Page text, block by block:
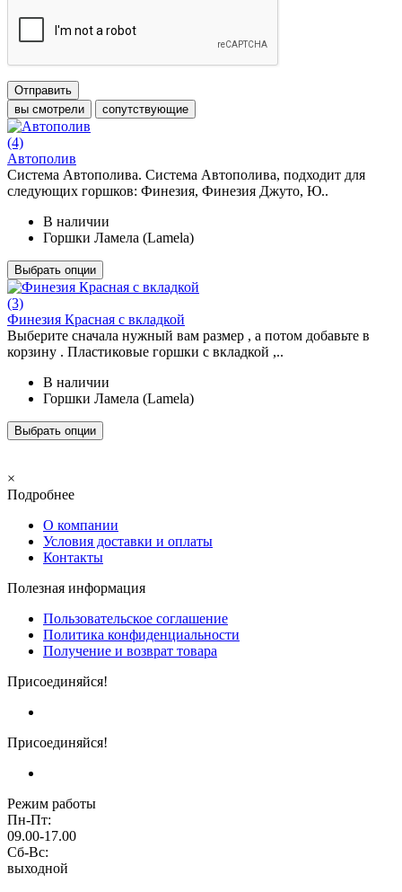
Отправить
вы смотрели
сопутствующие
(4)
Автополив
Система Автополива. Система Автополива, подходит для
следующих горшков: Финезия, Финезия Джуто, Ю..
В наличии
Горшки Ламела (Lamela)
Выбрать опции
(3)
Финезия Красная с вкладкой
Выберите сначала нужный вам размер , а потом добавьте в
корзину . Пластиковые горшки с вкладкой ,..
В наличии
Горшки Ламела (Lamela)
Выбрать опции
×
Подробнее
О компании
Условия доставки и оплаты
Контакты
Полезная информация
Пользовательское соглашение
Политика конфиденциальности
Получение и возврат товара
Присоединяйся!
Присоединяйся!
Режим работы
Пн-Пт:
09.00-17.00
Сб-Вс:
выходной